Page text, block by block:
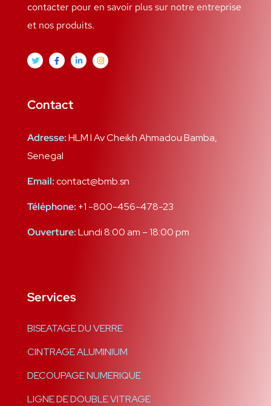
contacter pour en savoir plus sur notre entreprise
et nos produits.
Contact
Adresse:HLM I Av Cheikh Ahmadou Bamba,
Senegal
Email:contact@bmb.sn
Téléphone: +1 -800-456-478-23
Ouverture:Lundi 8:00 am – 18:00 pm
Services
BISEATAGE DU VERRE
CINTRAGE ALUMINIUM
DECOUPAGE NUMERIQUE
LIGNE DE DOUBLE VITRAGE